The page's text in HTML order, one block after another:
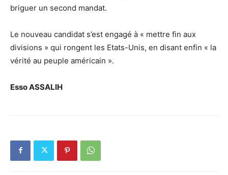
briguer un second mandat.
Le nouveau candidat s’est engagé à « mettre fin aux
divisions » qui rongent les Etats-Unis, en disant enfin « la
vérité au peuple américain ».
Esso ASSALIH